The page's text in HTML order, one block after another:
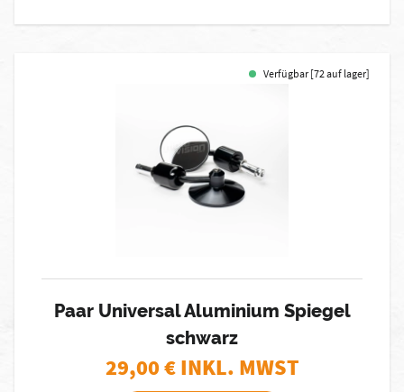
Verfügbar [72 auf lager]
Paar Universal Aluminium Spiegel
schwarz
29,00€ INKL. MWST